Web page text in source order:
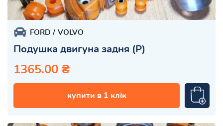
FORD VOLVO
Подушка двигуна задня (Р)
1365.00 ₴
купити в 1 клік